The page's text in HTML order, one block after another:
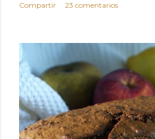
Compartir 23 comentarios